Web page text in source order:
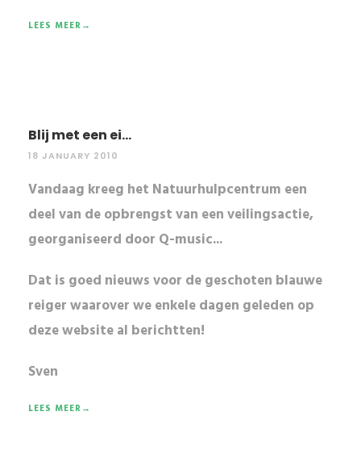
LEES MEER→
Blij met een ei...
18 JANUARY 2010
Vandaag kreeg het Natuurhulpcentrum een
deel van de opbrengst van een veilingsactie,
georganiseerd door Q-music...
Dat is goed nieuwsvoor degeschoten blauwe
reigerwaarover we enkele dagen geleden op
deze website al berichtten!
Sven
LEES MEER→